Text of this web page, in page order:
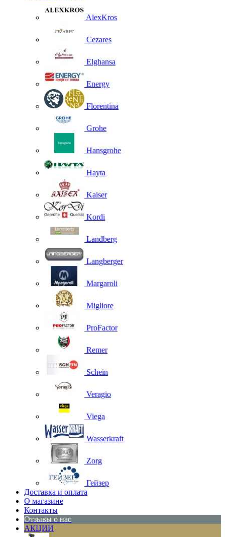
AlexKros
Cezares
Elghansa
Energy
Florentina
Grohe
Hansgrohe
Hayta
Kaiser
Kordi
Landberg
Langberger
Margaroli
Migliore
ProFactor
Remer
Schein
Veragio
Viega
Wasserkraft
Zorg
Гейзер
Доставка и оплата
О магазине
Контакты
Отзывы о нас
АКЦИИ